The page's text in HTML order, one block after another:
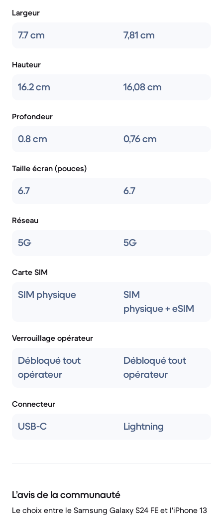
Largeur
7.7 cm 7,81 cm
Hauteur
16.2 cm 16,08 cm
Profondeur
0.8 cm 0,76 cm
Taille écran (pouces)
6.7 6.7
Réseau
5G 5G
Carte SIM
SIM physique
SIM
physique + eSIM
Verrouillage opérateur
Débloqué tout
opérateur
Débloqué tout
opérateur
Connecteur
USB-C Lightning
L’avis de la communauté
Le choix entre le Samsung Galaxy S24 FE et l'iPhone 13